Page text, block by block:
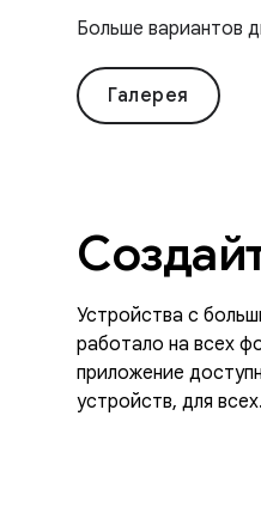
Больше вариантов
Галерея
Устройства с
работало на всех
приложение
устройств, для всех.